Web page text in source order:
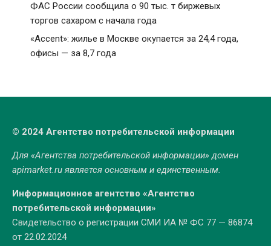
ФАС России сообщила о 90 тыс. т биржевых
торгов сахаром с начала года
«Accent»: жилье в Москве окупается за 24,4 года,
офисы — за 8,7 года
© 2024 Агентство потребительской информации
Для «Агентства потребительской информации» домен
apimarket.ruявляется основным и единственным.
Информационное агентство «Агентство
потребительской информации»
Свидетельство о регистрации СМИ ИА № ФС 77 — 86874
от 22.02.2024